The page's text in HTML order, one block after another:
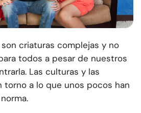
criaturas complejas y no
todos a pesar de nuestros
Las culturas y las
torno a lo que unos pocos han